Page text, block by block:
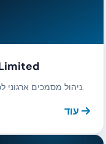
ניהול מסמכים ארגוני לכל פעולות הכרייה שלנו. ברמה עולמית.
עוד